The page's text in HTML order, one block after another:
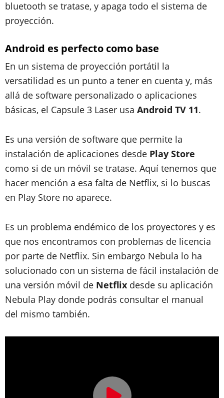
bluetooth se tratase, y apaga todo el sistema de
proyección.
Android es perfecto como base
En un sistema de proyección portátil la
versatilidad es un punto a tener en cuenta y, más
allá de software personalizado o aplicaciones
básicas, el Capsule 3 Laser usa Android TV 11.
Es una versión de software que permite la
instalación de aplicaciones desde Play Store
como si de un móvil se tratase. Aquí tenemos que
hacer mención a esa falta de Netflix, si lo buscas
en Play Store no aparece.
Es un problema endémico de los proyectores y es
que nos encontramos con problemas de licencia
por parte de Netflix. Sin embargo Nebula lo ha
solucionado con un sistema de fácil instalación de
una versión móvil de Netflix desde su aplicación
Nebula Play donde podrás consultar el manual
del mismo también.